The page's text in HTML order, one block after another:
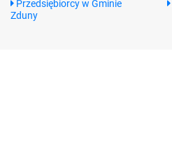
Przedsiębiorcy w Gminie
Zduny